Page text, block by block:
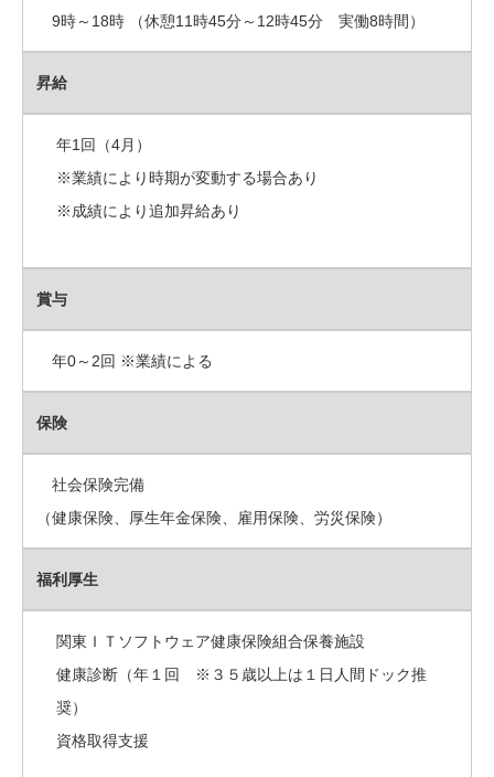
9時～18時 （休憩11時45分～12時45分 実働8時間）
昇給
年1回（4月）
※業績により時期が変動する場合あり
※成績により追加昇給あり
賞与
年0～2回 ※業績による
保険
社会保険完備
（健康保険、厚生年金保険、雇用保険、労災保険）
福利厚生
関東ＩＴソフトウェア健康保険組合保養施設
健康診断（年１回 ※３５歳以上は１日人間ドック推
奨）
資格取得支援